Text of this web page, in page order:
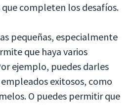
completen los desafíos.
pequeñas, especialmente
que haya varios
ejemplo, puedes darles
exitosos, como
O puedes permitir que